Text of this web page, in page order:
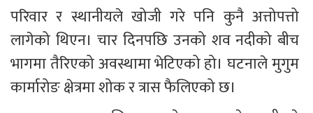
परिवार र स्थानीयले खोजी गरे पनि कुनै अत्तोपत्तो
लागेको थिएन। चार दिनपछि उनको शव नदीको बीच
भागमा तैरिएको अवस्थामा भेटिएको हो। घटनाले मुगुम
कार्मारोङ क्षेत्रमा शोक र त्रास फैलिएको छ।